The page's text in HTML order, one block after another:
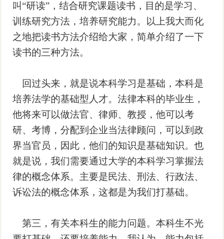
叫“研读”，结合研究课题读书，目的是学习、
训练研究方法，培养研究能力。以上我大而化
之地把读书方法介绍给大家，简单介绍了一下
读书的三种方法。
回过头来，就是说本科学习是基础，本科是
培养法学的基础型人才。法律本科的毕业生，
他将来可以做法官、律师、教授，他可以考
研、考博，分配到企业当法律顾问，可以到政
界当官员，因此，他们的知识是基础知识。也
就是说，我们需要通过大学的本科学习掌握法
律的概念体系。主要是民法、刑法、行政法、
诉讼法的概念体系，这都是为我们打基础。
第三，有关本科生的能力问题。本科生不光